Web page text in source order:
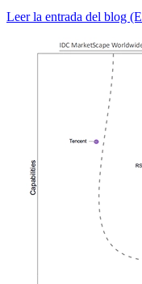
Leer la entrada del blog